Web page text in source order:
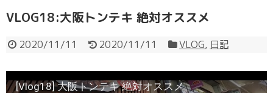
VLOG18:大阪トンテキ 絶対オススメ
2020/11/11 2020/11/11 VLOG, 日記
[Vlog18] 大阪トンテキ 絶対オススメ